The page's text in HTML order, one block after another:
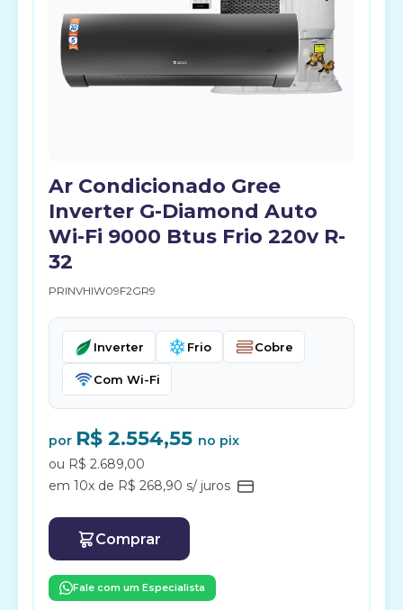
Ar Condicionado Gree
Inverter G-Diamond Auto
Wi-Fi 9000 Btus Frio 220v R-
32
PRINVHIW09F2GR9
Inverter Frio Cobre
Com Wi-Fi
por R$ 2.554,55 no pix
ou R$ 2.689,00
em 10x de R$ 268,90 s/ juros
Comprar
Fale com um Especialista